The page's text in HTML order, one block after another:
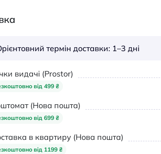
термін доставки: 1–3 дні
видачі (Prostor)
від 499 ₴
(Нова пошта)
від 699 ₴
в квартиру (Нова пошта)
від 1199 ₴